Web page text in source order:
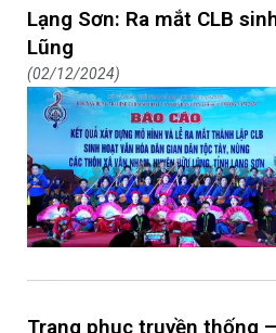
Lạng Sơn: Ra mắt CLB
Lũng
02/12/2024
Trang phục truyền thống